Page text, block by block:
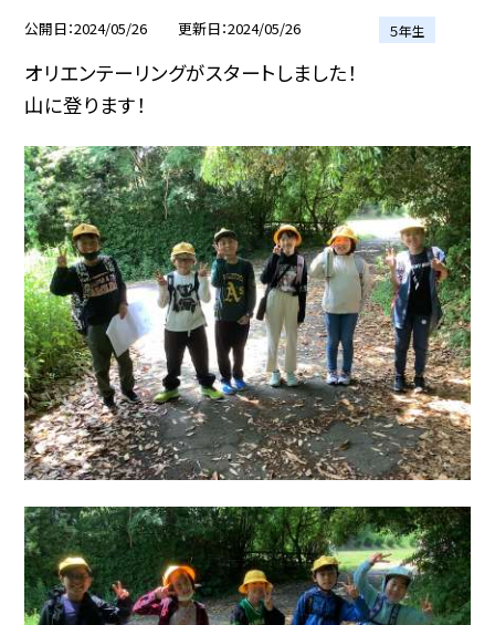
公開日 2024/05/26 更新日 2024/05/26 ５年生
オリエンテーリングがスタートしました！
山に登ります！